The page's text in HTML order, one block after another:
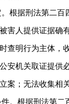
根据刑法第二
害人提供证据
查明行为主体，
安机关取证提供
案；无法收集相
。根据刑法第